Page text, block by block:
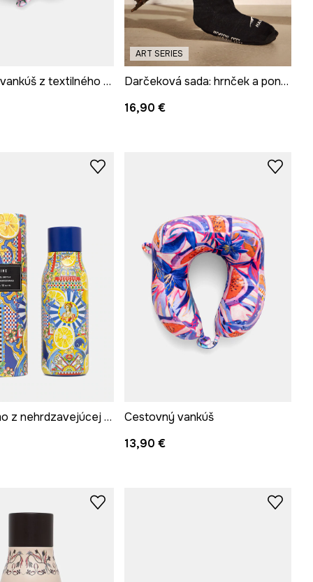
Cestovný vankúš z textilného materiálu
ART SERIES
Darčeková sada: hrnček a ponožky
16,90 €
Fľaša termo z nehrdzavejúcej ocele 500 ml
Cestovný vankúš
13,90 €